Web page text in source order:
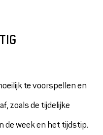
te voorspellen en
zoals de tijdelijke
de week en het tijdstip.